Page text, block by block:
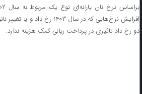
افزایش نرخ‌هایی که در سال ۱۴۰۳
دو رخ داد تاثیری در پرداخت ریالی کمک هزینه ندارد.